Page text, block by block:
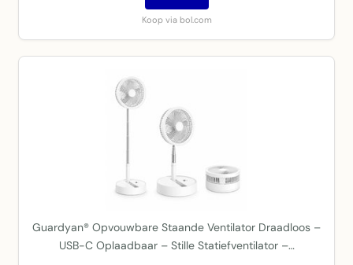
Koop via bol.com
Guardyan® Opvouwbare Staande Ventilator Draadloos –
USB-C Oplaadbaar – Stille Statiefventilator –…